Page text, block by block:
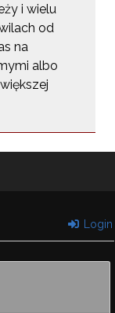
i wielu
od
na
albo
Login